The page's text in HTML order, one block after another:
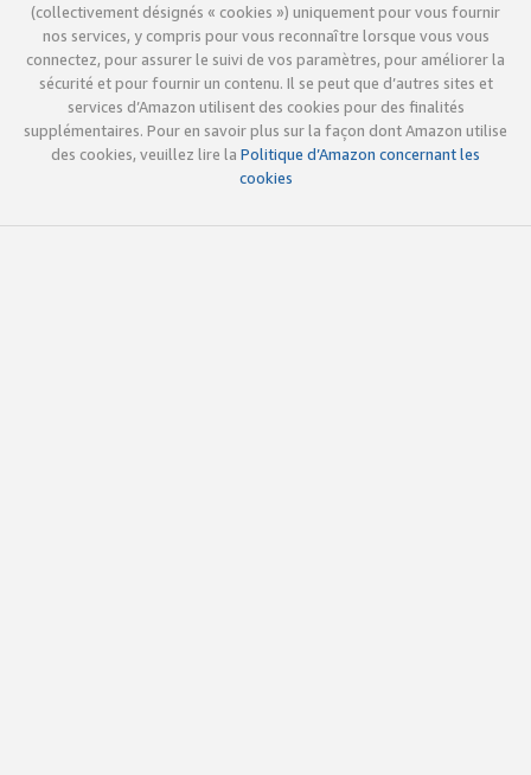
(collectivement désignés « cookies ») uniquement pour vous fournir
nos services, y compris pour vous reconnaître lorsque vous vous
connectez, pour assurer le suivi de vos paramètres, pour améliorer la
sécurité et pour fournir un contenu. Il se peut que d’autres sites et
services d’Amazon utilisent des cookies pour des finalités
supplémentaires. Pour en savoir plus sur la façon dont Amazon utilise
des cookies, veuillez lire la Politique d’Amazon concernant les
cookies